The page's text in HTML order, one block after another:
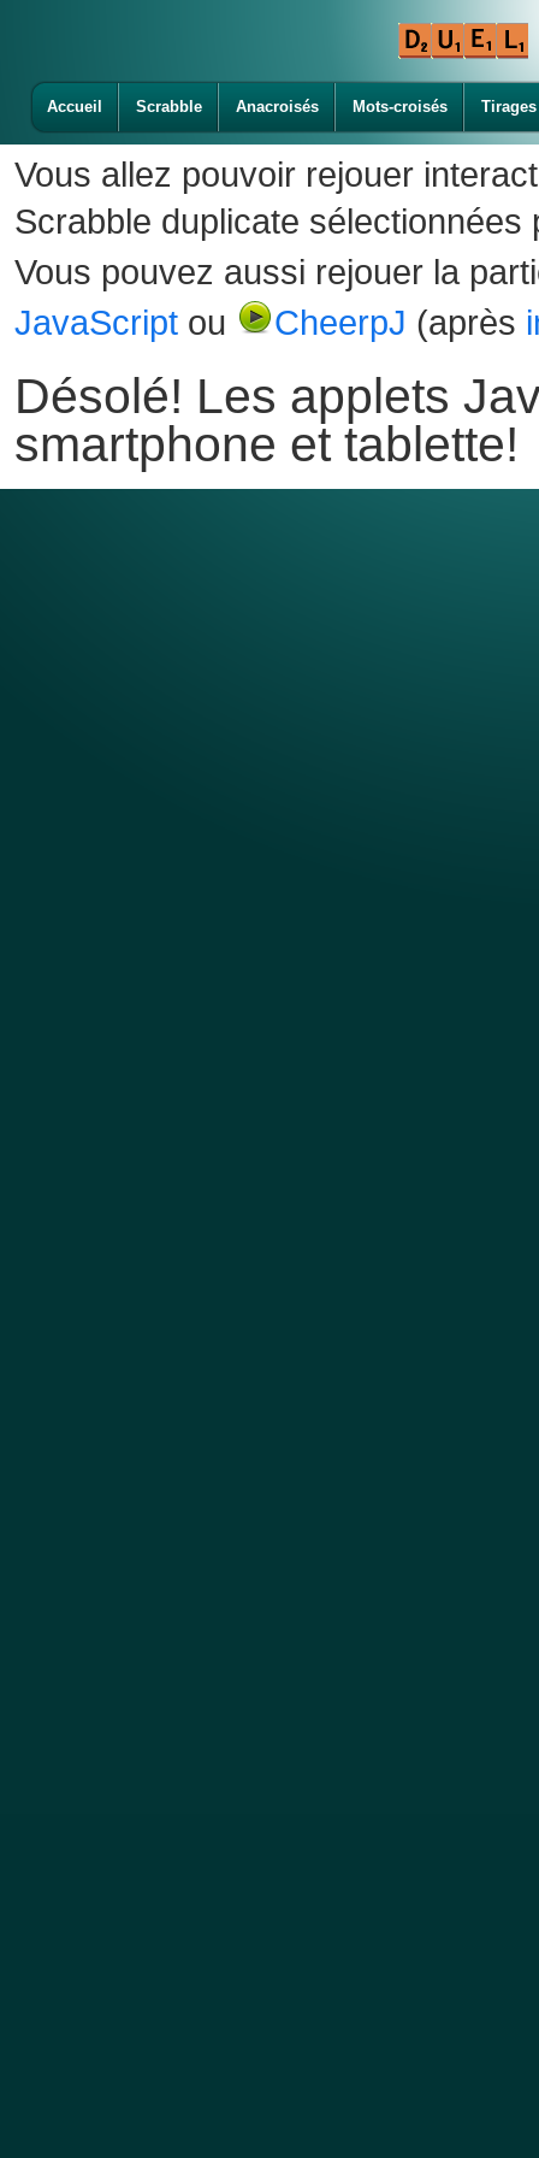
Accueil Scrabble Anacroisés Mots-croisés Tirages
Vous allez pouvoir rejouer
Scrabble duplicate sélectionnées
Vous pouvez aussi rejouer la
JavaScript ou CheerpJ (après
Désolé! Les applets
smartphone et tablette!